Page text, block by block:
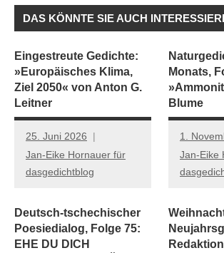
DAS KÖNNTE SIE AUCH
Eingestreute Gedichte:
»Europäisches Klima,
Ziel 2050« von Anton G.
Leitner
25. Juni 2026
Jan-Eike Hornauer für
dasgedichtblog
Monats,
Blume
1.
Jan-Eike
Deutsch-tschechischer
Poesiedialog, Folge 75:
EHE DU DICH